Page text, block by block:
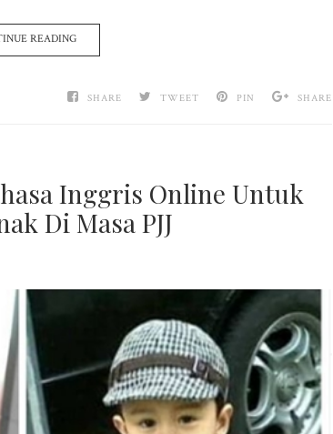
READING
SHARE TWEET PIN SHARE
Inggris Online Untuk
Di Masa PJJ